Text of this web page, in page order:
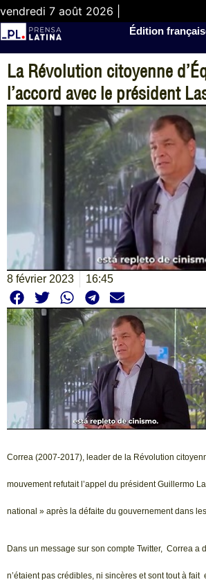
vendredi 7 août 2026 |
Édition
La Révolution citoyenne
l’accord avec le président
8 février 2023 16:45
Correa (2007-2017), leader de la Révolution
mouvement refutait l’appel du président Guillermo
national » après la défaite du gouvernement dans
Dans un message sur son compte Twitter, Correa a
n’étaient pas crédibles, ni sincères et sont tout à fait